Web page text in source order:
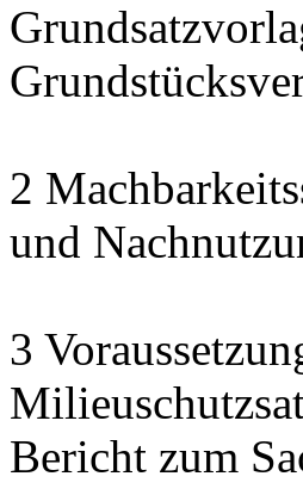
2
und
3
Bericht zum